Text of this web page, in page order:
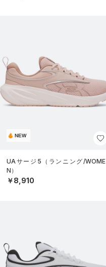
NEW
UAサージ5（ランニング/WOME
N）
￥8,910